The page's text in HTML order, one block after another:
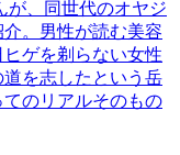
が、同世代のオヤジ
。男性が読む美容
ゲを剃らない女性
を志したという岳
のリアルそのもの